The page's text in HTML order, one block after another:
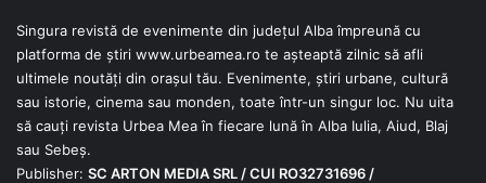
Singura revistă de evenimente din județul Alba împreună cu
platforma de știri www.urbeamea.ro te așteaptă zilnic să afli
ultimele noutăți din orașul tău. Evenimente, știri urbane, cultură
sau istorie, cinema sau monden, toate într-un singur loc. Nu uita
să cauți revista Urbea Mea în fiecare lună în Alba Iulia, Aiud, Blaj
sau Sebeș.
Publisher: SC ARTON MEDIA SRL / CUI RO32731696 /